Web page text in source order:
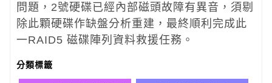
問題，2號硬碟已經內部磁頭故障有異音，須剔
除此顆硬碟作缺盤分析重建，最終順利完成此
一RAID5 磁碟陣列資料救援任務。
分類標籤